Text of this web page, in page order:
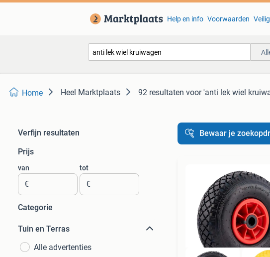
Help en info Voorwaarden
Home Heel Marktplaats 92 resultaten voor 'anti lek wiel
Verfijn resultaten
Prijs
van
€
tot
€
Categorie
Tuin en Terras
Alle advertenties
Bewaar je